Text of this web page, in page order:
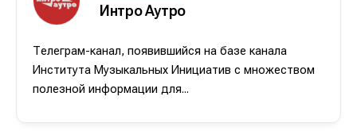
Написание
Исполнение
Написание
Исполнение
Интро Аутро
Телеграм-канал, появившийся на базе канала
Института Музыкальных Инициатив с множеством
полезной информации для...